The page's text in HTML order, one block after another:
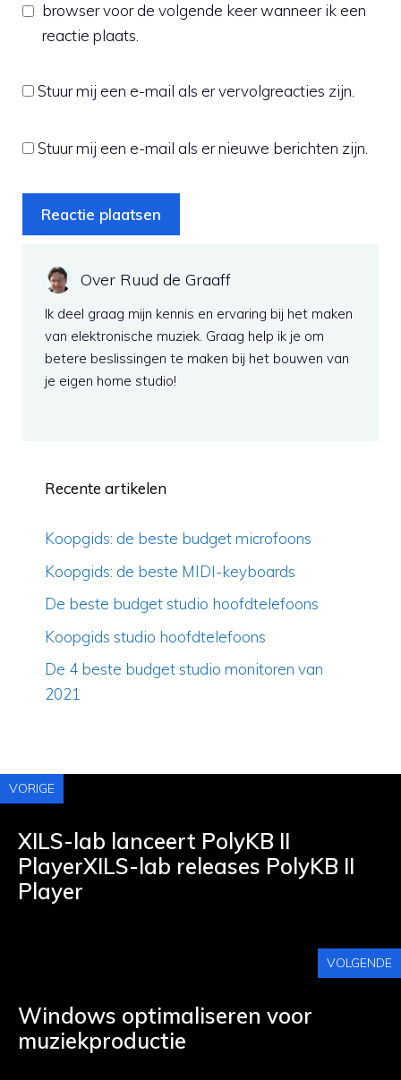
browser voor de volgende keer wanneer ik een
reactie plaats.
Stuur mij een e-mail als er vervolgreacties zijn.
Stuur mij een e-mail als er nieuwe berichten zijn.
Over Ruud de Graaff
Ik deel graag mijn kennis en ervaring bij het maken
van elektronische muziek. Graag help ik je om
betere beslissingen te maken bij het bouwen van
je eigen home studio!
Recente artikelen
Koopgids: de beste budget microfoons
Koopgids: de beste MIDI-keyboards
De beste budget studio hoofdtelefoons
Koopgids studio hoofdtelefoons
De 4 beste budget studio monitoren van
2021
VORIGE
XILS-lab lanceert PolyKB II
PlayerXILS-lab releases PolyKB II
Player
VOLGENDE
Windows optimaliseren voor
muziekproductie